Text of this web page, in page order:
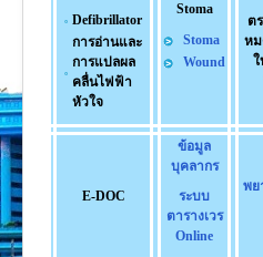
ความรู้สู่ประชาชน
ตำราวิชาการ
งานวิจัย
คู่มือการพยาบาล
งานวิเคราะห์/สังเคราะห์
เอกสารประกอบการสอน
Defibrillator
การอ่านและ
การแปลผล
คลื่นไฟฟ้า
หัวใจ
Stoma
Stoma
Wound
ต
หม
ใ
E-DOC
ข้อมูล
บุคลากร
ระบบ
ตารางเวร
Online
พย